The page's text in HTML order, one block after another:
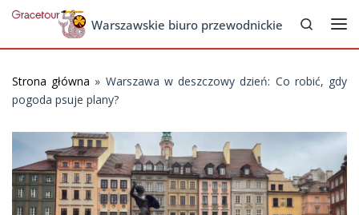
Skip to contentWarszawskie biuro przewodnickie
Search
Strona główna » Warszawa w deszczowy dzień: Co robić, gdy
pogoda psuje plany?